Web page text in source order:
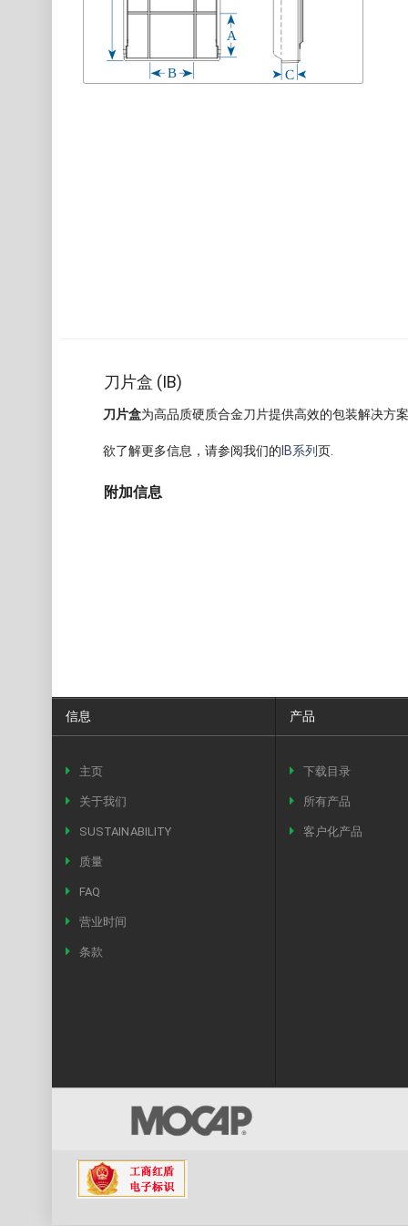
刀片盒 (IB)
刀片盒为高品质硬质合金刀片提供高效的包装解决方
欲了解更多信息，请参阅我们的 IB系列页.
附加信息
信息
主页
关于我们
SUSTAINABILITY
质量
FAQ
营业时间
条款
产品
下载目录
所有产品
客户化产品